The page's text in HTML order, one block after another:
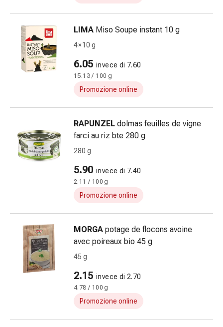
garza
Bendaggi
compressivi
adesivi
Bende,
nastri
accessori
Bende
tubolari
di
medicazione
Ustioni
scottature
ricambio
Unguenti
LIMA Miso Soupe instant 10 g
4 × 10 g
6.05 invece di 7.60
15.13 / 100 g
Promozione online
RAPUNZEL dolmas feuilles de vigne
farci au riz bte 280 g
280 g
5.90 invece di 7.40
2.11 / 100 g
Promozione online
MORGA potage de flocons avoine
avec poireaux bio 45 g
45 g
2.15 invece di 2.70
4.78 / 100 g
Promozione online